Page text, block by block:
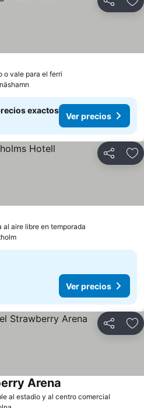
Compartir
o vale para el ferri
exactos
Ver precios
Compartir
al aire libre en temporada
Ver precios
Compartir
al estadio y al centro comercial
Arena